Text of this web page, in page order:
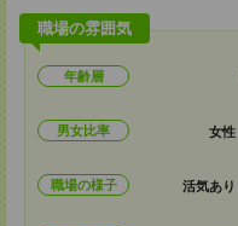
職場の雰囲気
年齢層
男女比率 女性
職場の様子 活気あり